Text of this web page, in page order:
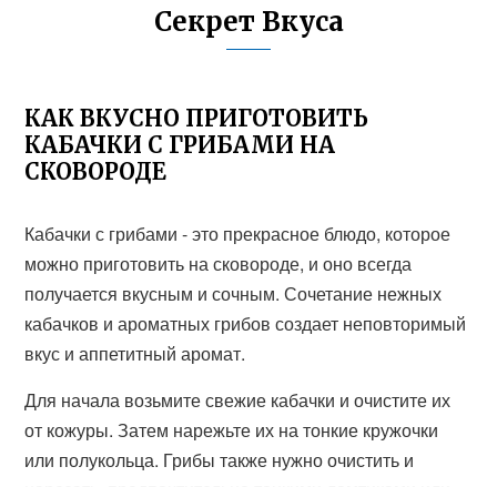
Секрет Вкуса
КАК ВКУСНО ПРИГОТОВИТЬ
КАБАЧКИ С ГРИБАМИ НА
СКОВОРОДЕ
Кабачки с грибами - это прекрасное блюдо, которое
можно приготовить на сковороде, и оно всегда
получается вкусным и сочным. Сочетание нежных
кабачков и ароматных грибов создает неповторимый
вкус и аппетитный аромат.
Для начала возьмите свежие кабачки и очистите их
от кожуры. Затем нарежьте их на тонкие кружочки
или полукольца. Грибы также нужно очистить и